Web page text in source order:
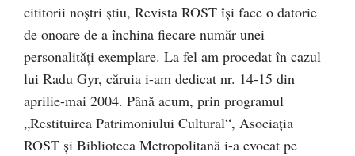
cititorii noștri știu, Revista ROST își face o datorie
de onoare de a închina fiecare număr unei
personalități exemplare. La fel am procedat în cazul
lui Radu Gyr, căruia i-am dedicat nr. 14-15 din
aprilie-mai 2004. Până acum, prin programul
„Restituirea Patrimoniului Cultural“, Asociația
ROST și Biblioteca Metropolitană i-a evocat pe